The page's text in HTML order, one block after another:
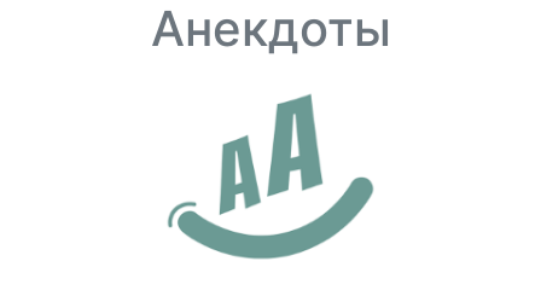
Анекдоты